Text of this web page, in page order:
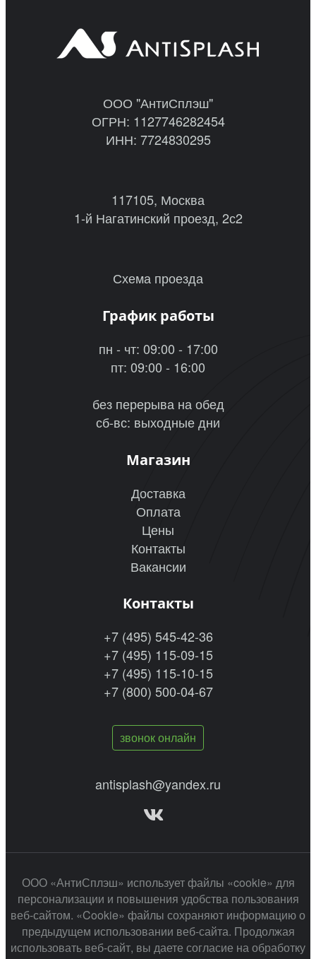
ООО "АнтиСплэш"
ОГРН: 1127746282454
ИНН: 7724830295
117105, Москва
1-й Нагатинский проезд, 2с2
Схема проезда
График работы
пн - чт: 09:00 - 17:00
пт: 09:00 - 16:00
без перерыва на обед
сб-вс: выходные дни
Магазин
Доставка
Оплата
Цены
Контакты
Вакансии
Контакты
+7 (495) 545-42-36
+7 (495) 115-09-15
+7 (495) 115-10-15
+7 (800) 500-04-67
звонок онлайн
antisplash@yandex.ru
ООО «АнтиСплэш» использует файлы «cookie» для
персонализации и повышения удобства пользования
веб-сайтом. «Cookie» файлы сохраняют информацию о
предыдущем использовании веб-сайта. Продолжая
использовать веб-сайт, вы даете согласие на обработку